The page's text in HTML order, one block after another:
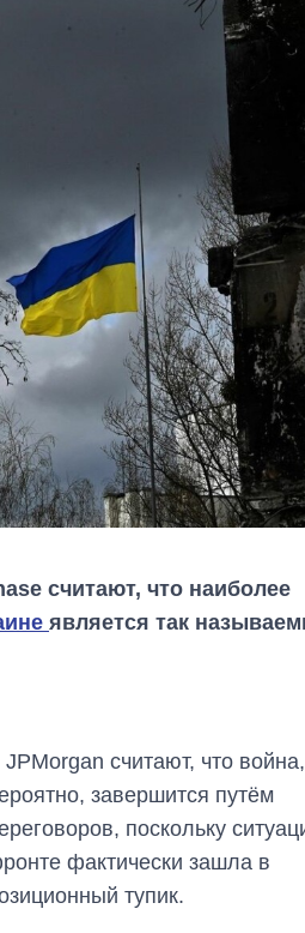
считают, что наиболее
является так
JPMorgan считают, что война,
завершится путём
поскольку
фактически зашла в
тупик.